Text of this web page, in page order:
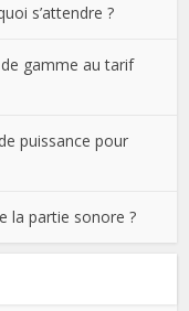
s’attendre ?
gamme au tarif
puissance pour
la partie sonore ?